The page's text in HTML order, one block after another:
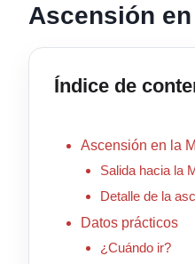
Ascensión
Índice de
Ascensión en la
Salida hacia la
Detalle de la
Datos prácticos
¿Cuándo ir?